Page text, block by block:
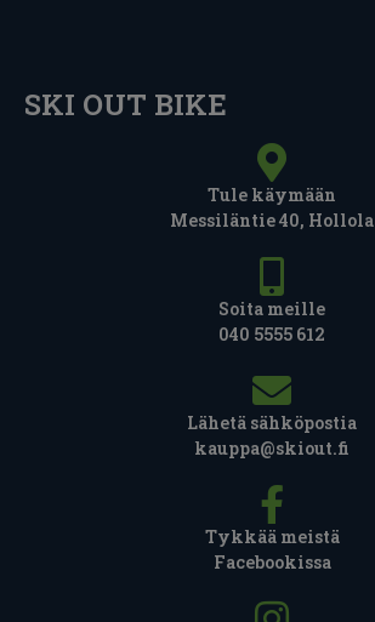
SKI OUT BIKE
Tule käymään
Messiläntie 40, Hollola
Soita meille
040 5555 612
Lähetä sähköpostia
kauppa@skiout.fi
Tykkää meistä
Facebookissa